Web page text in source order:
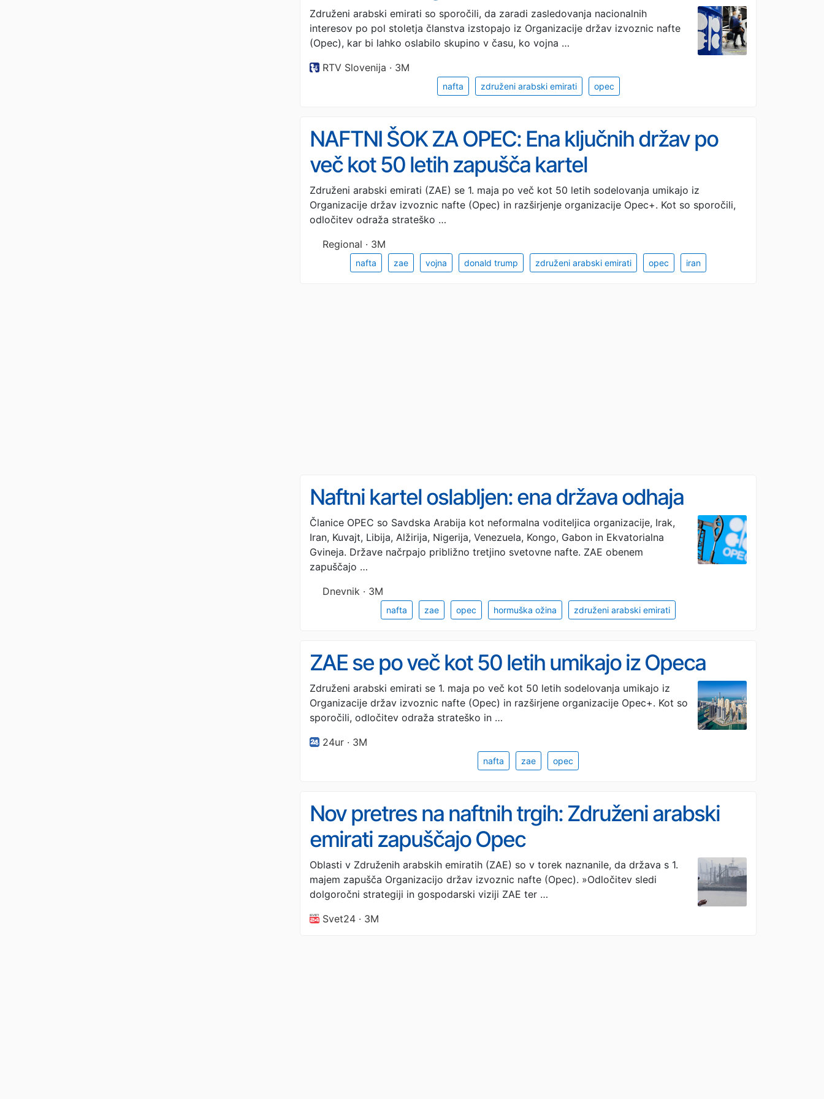
Združeni arabski emirati so sporočili, da zaradi zasledovanja nacionalnih
interesov po pol stoletja članstva izstopajo iz Organizacije držav izvoznic nafte
(Opec), kar bi lahko oslabilo skupino v času, ko vojna …
RTV Slovenija · 3M
nafta združeni arabski emirati opec
NAFTNI ŠOK ZA OPEC: Ena ključnih držav po
več kot 50 letih zapušča kartel
Združeni arabski emirati (ZAE) se 1. maja po več kot 50 letih sodelovanja umikajo iz
Organizacije držav izvoznic nafte (Opec) in razširjenje organizacije Opec+. Kot so sporočili,
odločitev odraža strateško …
Regional · 3M
nafta zae vojna donald trump združeni arabski emirati opec iran
Naftni kartel oslabljen: ena država odhaja
Članice OPEC so Savdska Arabija kot neformalna voditeljica organizacije, Irak,
Iran, Kuvajt, Libija, Alžirija, Nigerija, Venezuela, Kongo, Gabon in Ekvatorialna
Gvineja. Države načrpajo približno tretjino svetovne nafte. ​ZAE obenem
zapuščajo …
Dnevnik · 3M
nafta zae opec hormuška ožina združeni arabski emirati
ZAE se po več kot 50 letih umikajo iz Opeca
Združeni arabski emirati se 1. maja po več kot 50 letih sodelovanja umikajo iz
Organizacije držav izvoznic nafte (Opec) in razširjene organizacije Opec+. Kot so
sporočili, odločitev odraža strateško in …
24ur · 3M
nafta zae opec
Nov pretres na naftnih trgih: Združeni arabski
emirati zapuščajo Opec
Oblasti v Združenih arabskih emiratih (ZAE) so v torek naznanile, da država s 1.
majem zapušča Organizacijo držav izvoznic nafte (Opec). »Odločitev sledi
dolgoročni strategiji in gospodarski viziji ZAE ter …
Svet24 · 3M